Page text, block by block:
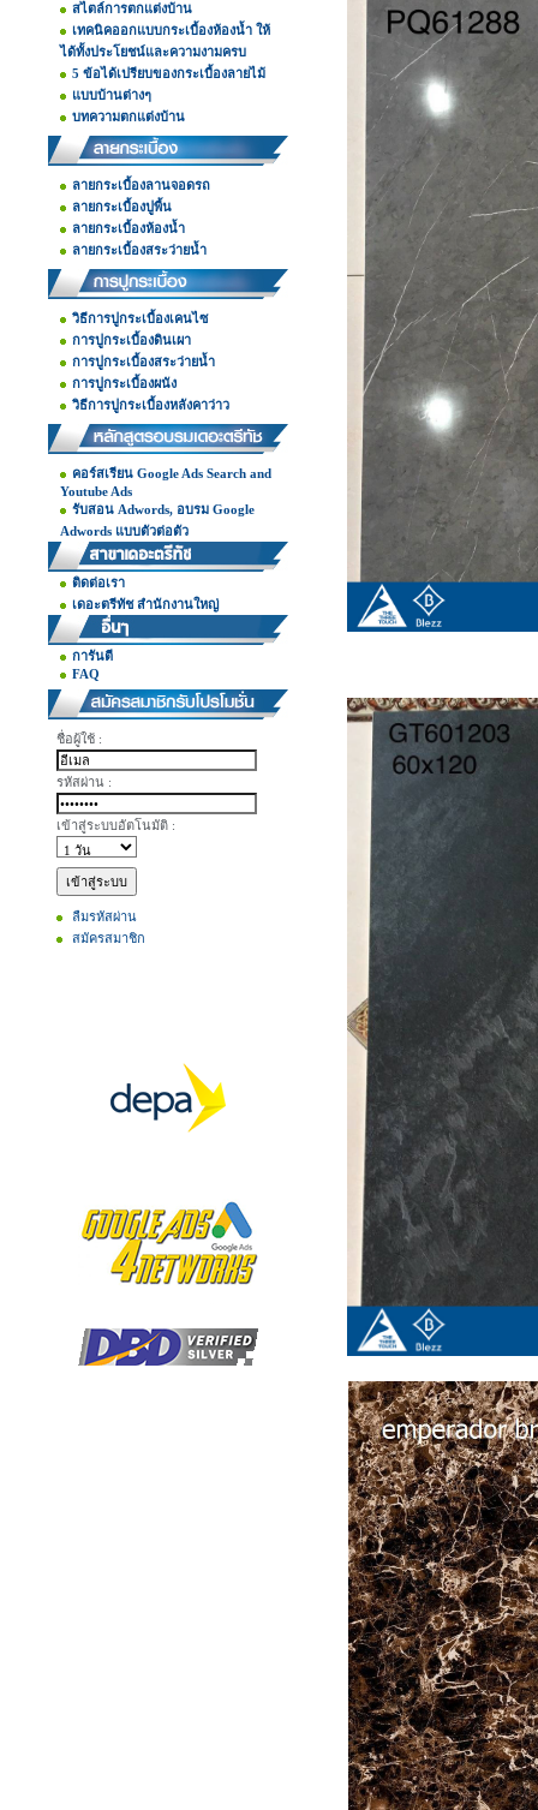
สไตล์การตกแต่งบ้าน
เทคนิคออกแบบกระเบื้องห้องน้ำ ให้
ได้ทั้งประโยชน์และความงามครบ
5 ข้อได้เปรียบของกระเบื้องลายไม้
แบบบ้านต่างๆ
บทความตกแต่งบ้าน
ลายกระเบื้องลานจอดรถ
ลายกระเบื้องปูพื้น
ลายกระเบื้องห้องน้ำ
ลายกระเบื้องสระว่ายน้ำ
วิธีการปูกระเบื้องเคนไซ
การปูกระเบื้องดินเผา
การปูกระเบื้องสระว่ายน้ำ
การปูกระเบื้องผนัง
วิธีการปูกระเบื้องหลังคาว่าว
คอร์สเรียน Google Ads Search and
Youtube Ads
รับสอน Adwords, อบรม Google
Adwords แบบตัวต่อตัว
ติดต่อเรา
เดอะตรีทัช สำนักงานใหญ่
การันตี
FAQ
ชื่อผู้ใช้ :
รหัสผ่าน :
เข้าสู่ระบบอัตโนมัติ :
ลืมรหัสผ่าน
สมัครสมาชิก